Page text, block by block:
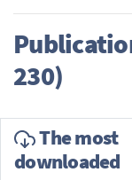
230)
The most
downloaded